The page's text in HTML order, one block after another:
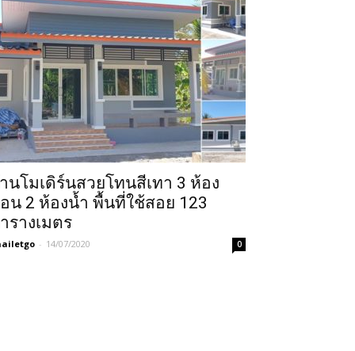
นโมเดิร์นสวยโทนสีเทา 3 ห้อง
น 2 ห้องน้ำ พื้นที่ใช้สอย 123
รางเมตร
- 14/07/2020 0